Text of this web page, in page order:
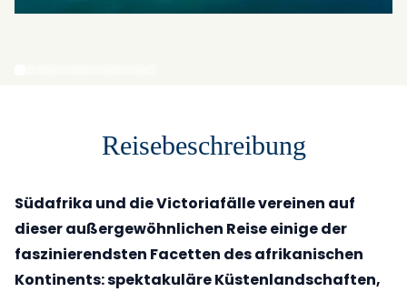
Reisebeschreibung
Südafrika und die Victoriafälle vereinen auf
dieser außergewöhnlichen Reise einige der
faszinierendsten Facetten des afrikanischen
Kontinents: spektakuläre Küstenlandschaften,